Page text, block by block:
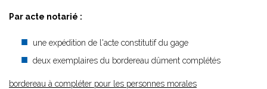
Par acte notarié :
une expédition de l'acte constitutif du gage
deux exemplaires du bordereau dûment complétés
bordereau à compléter pour les personnes morales